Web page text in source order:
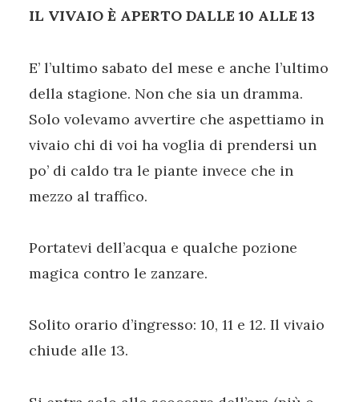
IL VIVAIO È APERTO DALLE 10 ALLE 13
E’ l’ultimo sabato del mese e anche l’ultimo
della stagione. Non che sia un dramma.
Solo volevamo avvertire che aspettiamo in
vivaio chi di voi ha voglia di prendersi un
po’ di caldo tra le piante invece che in
mezzo al traffico.
Portatevi dell’acqua e qualche pozione
magica contro le zanzare.
Solito orario d’ingresso: 10, 11 e 12. Il vivaio
chiude alle 13.